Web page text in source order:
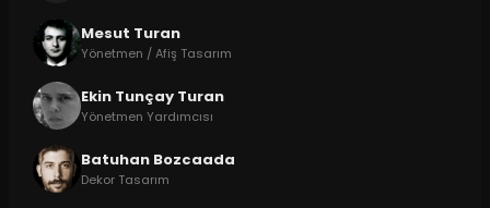
Mesut Turan
Yönetmen / Afiş Tasarım
Ekin Tunçay Turan
Yönetmen Yardımcısı
Batuhan Bozcaada
Dekor Tasarım